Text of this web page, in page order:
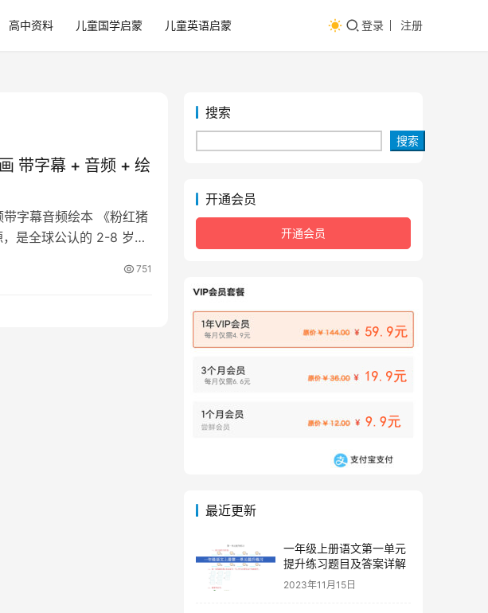
高中资料 儿童国学启蒙 儿童英语启蒙 登录 注册
带字幕 + 音频 + 绘
字幕音频绘本 《粉红猪
是全球公认的 2-8 岁儿
751
搜索
搜索
开通会员
开通会员
最近更新
一年级上册语文第一单元
提升练习题目及答案详解
2023年11月15日